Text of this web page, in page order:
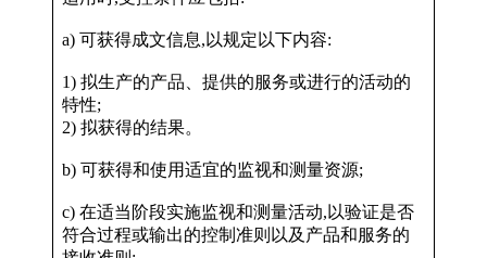
a) 可获得成文信息,以规定以下内容:
1) 拟生产的产品、提供的服务或进行的活动的
特性;
2) 拟获得的结果。
b) 可获得和使用适宜的监视和测量资源;
c) 在适当阶段实施监视和测量活动,以验证是否
符合过程或输出的控制准则以及产品和服务的